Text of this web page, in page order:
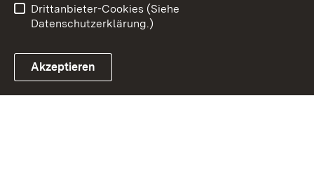
Drittanbieter-Cookies (Siehe
Datenschutzerklärung.)
Akzeptieren